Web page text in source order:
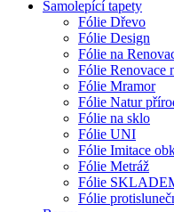
Samolepící tapety
Fólie Dřevo
Fólie Design
Fólie na
Fólie Renovace
Fólie Mramor
Fólie Natur
Fólie na sklo
Fólie UNI
Fólie Imitace
Fólie Metráž
Fólie
Fólie